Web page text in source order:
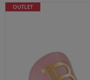
OUTLET